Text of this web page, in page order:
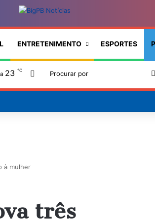
ENTRETENIMENTO ESPORTES
23 ℃ Switch skin
à mulher
três